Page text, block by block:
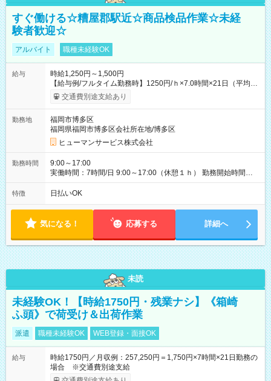
すぐ働ける☆糟屋郡駅近☆商品検品作業☆未経
験者歓迎☆
アルバイト 職種未経験OK
給与
時給1,250円～1,500円
【給与例/フルタイム勤務時】1250円/ｈ×7.0時間×21日（平均
値）=183,750円 別途交通費支給（会社規定有）、残業/休日手当
支給、 フルタイムの募集になりますが、働く日数や時間につい
ど）は、ご希望状況をヒヤリングして調整できることがありま
す。応募時に、ご相談頂きます様お願いします。 ※公共交通機
関、駐車場あり。（粕屋郡） 【試用期間】試用期間なし
交通費別途支給あり
勤務地
福岡市博多区
福岡県福岡市博多区会社所在地/博多区
ヒューマンサービス株式会社
勤務時間
9:00～17:00
実働時間：7時間/日 9:00～17:00（休憩１ｈ） 勤務開始時間等
の調整も受けたまります。 （例：10時から17時 など） お気軽
にご相談・お問い合わせをメールで返信してください。
特徴 日払いOK
気になる！ 応募する 詳細へ
未読
未経験OK！【時給1750円・残業ナシ】《箱崎
ふ頭》で荷受け＆出荷作業
派遣 職種未経験OK WEB登録・面接OK
給与
時給1750円／月収例：257,250円＝1,750円×7時間×21日勤務の
場合 ※交通費別途支給